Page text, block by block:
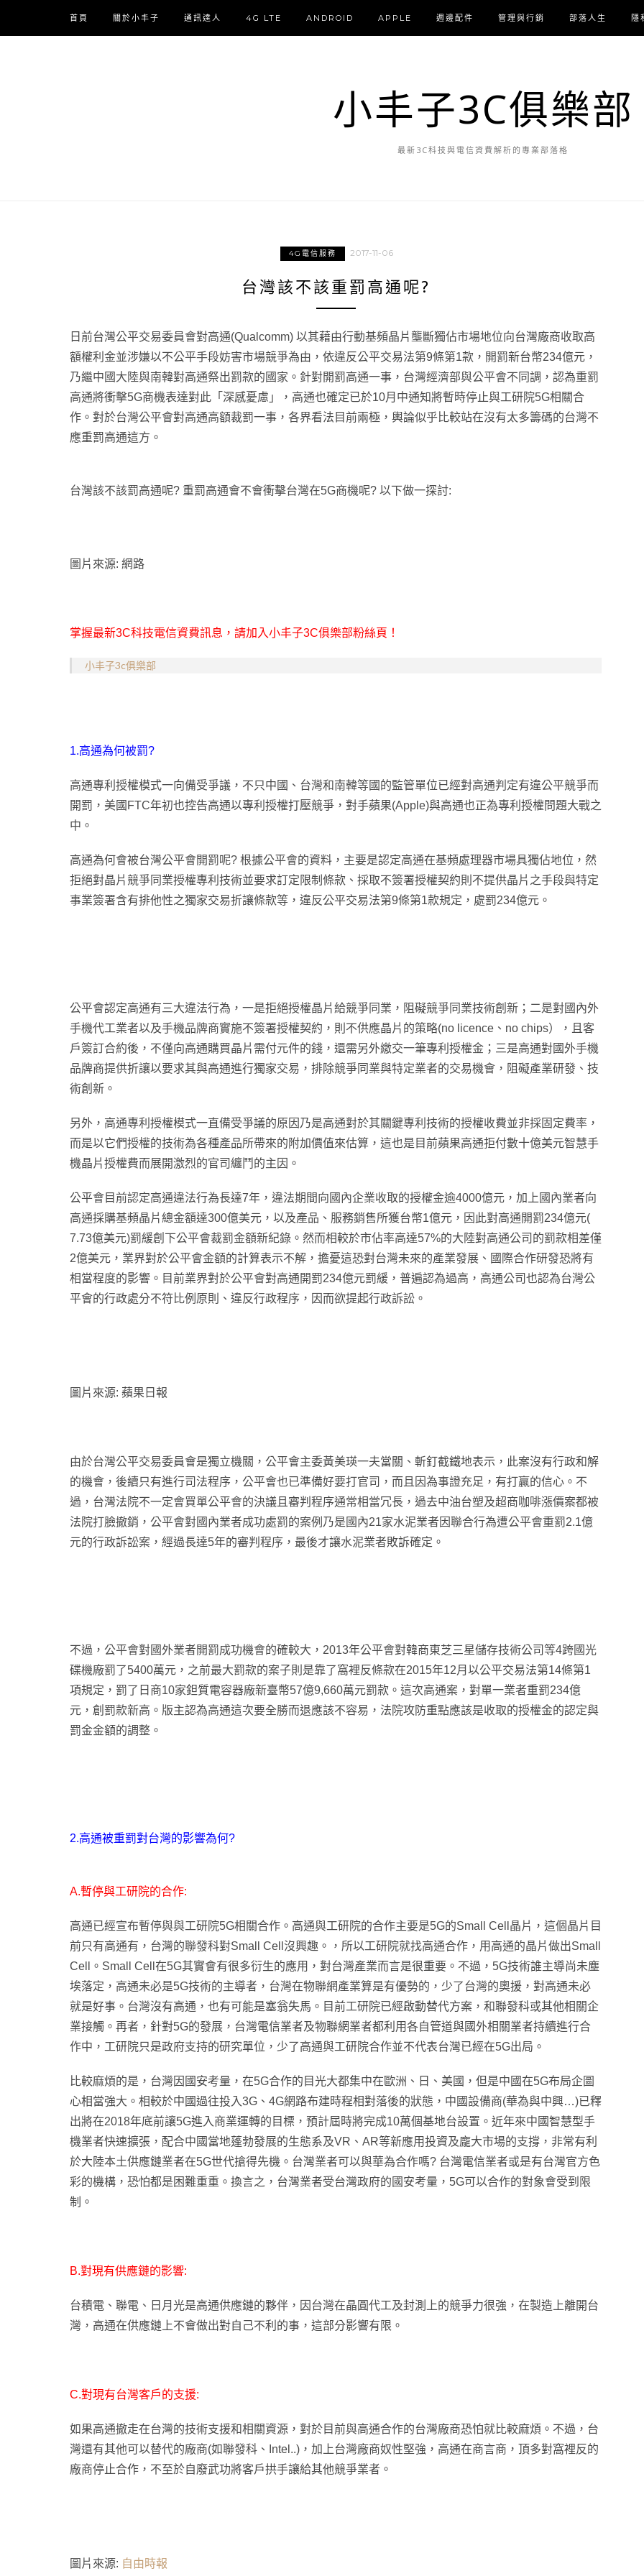
首頁 關於小丰子 通訊達人 4G LTE ANDROID APPLE 週邊配件 管理與行銷 部落人生 隱
小丰子3C俱樂部
最新3C科技與電信資費解析的專業部落格
4G電信服務 2017-11-06
台灣該不該重罰高通呢?
日前台灣公平交易委員會對高通(Qualcomm) 以其藉由行動基頻晶片壟斷獨佔市場地位向台灣廠商收取高
額權利金並涉嫌以不公平手段妨害市場競爭為由，依違反公平交易法第9條第1款，開罰新台幣234億元，
乃繼中國大陸與南韓對高通祭出罰款的國家。針對開罰高通一事，台灣經濟部與公平會不同調，認為重罰
高通將衝擊5G商機表達對此「深感憂慮」，高通也確定已於10月中通知將暫時停止與工研院5G相關合
作。對於台灣公平會對高通高額裁罰一事，各界看法目前兩極，輿論似乎比較站在沒有太多籌碼的台灣不
應重罰高通這方。
台灣該不該罰高通呢? 重罰高通會不會衝擊台灣在5G商機呢? 以下做一探討:
圖片來源: 網路
掌握最新3C科技電信資費訊息，請加入小丰子3C俱樂部粉絲頁！
小丰子3c俱樂部
1.高通為何被罰?
高通專利授權模式一向備受爭議，不只中國、台灣和南韓等國的監管單位已經對高通判定有違公平競爭而
開罰，美國FTC年初也控告高通以專利授權打壓競爭，對手蘋果(Apple)與高通也正為專利授權問題大戰之
中。
高通為何會被台灣公平會開罰呢? 根據公平會的資料，主要是認定高通在基頻處理器市場具獨佔地位，然
拒絕對晶片競爭同業授權專利技術並要求訂定限制條款、採取不簽署授權契約則不提供晶片之手段與特定
事業簽署含有排他性之獨家交易折讓條款等，違反公平交易法第9條第1款規定，處罰234億元。
公平會認定高通有三大違法行為，一是拒絕授權晶片給競爭同業，阻礙競爭同業技術創新；二是對國內外
手機代工業者以及手機品牌商實施不簽署授權契約，則不供應晶片的策略(no licence、no chips），且客
戶簽訂合約後，不僅向高通購買晶片需付元件的錢，還需另外繳交一筆專利授權金；三是高通對國外手機
品牌商提供折讓以要求其與高通進行獨家交易，排除競爭同業與特定業者的交易機會，阻礙產業研發、技
術創新。
另外，高通專利授權模式一直備受爭議的原因乃是高通對於其關鍵專利技術的授權收費並非採固定費率，
而是以它們授權的技術為各種產品所帶來的附加價值來估算，這也是目前蘋果高通拒付數十億美元智慧手
機晶片授權費而展開激烈的官司纏鬥的主因。
公平會目前認定高通違法行為長達7年，違法期間向國內企業收取的授權金逾4000億元，加上國內業者向
高通採購基頻晶片總金額達300億美元，以及產品、服務銷售所獲台幣1億元，因此對高通開罰234億元(
7.73億美元)罰緩創下公平會裁罰金額新紀錄。然而相較於市佔率高達57%的大陸對高通公司的罰款相差僅
2億美元，業界對於公平會金額的計算表示不解，擔憂這恐對台灣未來的產業發展、國際合作研發恐將有
相當程度的影響。目前業界對於公平會對高通開罰234億元罰緩，普遍認為過高，高通公司也認為台灣公
平會的行政處分不符比例原則、違反行政程序，因而欲提起行政訴訟。
圖片來源: 蘋果日報
由於台灣公平交易委員會是獨立機關，公平會主委黃美瑛一夫當關、斬釘截鐵地表示，此案沒有行政和解
的機會，後續只有進行司法程序，公平會也已準備好要打官司，而且因為事證充足，有打贏的信心。不
過，台灣法院不一定會買單公平會的決議且審判程序通常相當冗長，過去中油台塑及超商咖啡漲價案都被
法院打臉撤銷，公平會對國內業者成功處罰的案例乃是國內21家水泥業者因聯合行為遭公平會重罰2.1億
元的行政訴訟案，經過長達5年的審判程序，最後才讓水泥業者敗訴確定。
不過，公平會對國外業者開罰成功機會的確較大，2013年公平會對韓商東芝三星儲存技術公司等4跨國光
碟機廠罰了5400萬元，之前最大罰款的案子則是靠了窩裡反條款在2015年12月以公平交易法第14條第1
項規定，罰了日商10家鉭質電容器廠新臺幣57億9,660萬元罰款。這次高通案，對單一業者重罰234億
元，創罰款新高。版主認為高通這次要全勝而退應該不容易，法院攻防重點應該是收取的授權金的認定與
罰金金額的調整。
2.高通被重罰對台灣的影響為何?
A.暫停與工研院的合作:
高通已經宣布暫停與與工研院5G相關合作。高通與工研院的合作主要是5G的Small Cell晶片，這個晶片目
前只有高通有，台灣的聯發科對Small Cell沒興趣。，所以工研院就找高通合作，用高通的晶片做出Small
Cell。Small Cell在5G其實會有很多衍生的應用，對台灣產業而言是很重要。不過，5G技術誰主導尚未塵
埃落定，高通未必是5G技術的主導者，台灣在物聯網產業算是有優勢的，少了台灣的奧援，對高通未必
就是好事。台灣沒有高通，也有可能是塞翁失馬。目前工研院已經啟動替代方案，和聯發科或其他相關企
業接觸。再者，針對5G的發展，台灣電信業者及物聯網業者都利用各自管道與國外相關業者持續進行合
作中，工研院只是政府支持的研究單位，少了高通與工研院合作並不代表台灣已經在5G出局。
比較麻煩的是，台灣因國安考量，在5G合作的目光大都集中在歐洲、日、美國，但是中國在5G布局企圖
心相當強大。相較於中國過往投入3G、4G網路布建時程相對落後的狀態，中國設備商(華為與中興…)已釋
出將在2018年底前讓5G進入商業運轉的目標，預計屆時將完成10萬個基地台設置。近年來中國智慧型手
機業者快速擴張，配合中國當地蓬勃發展的生態系及VR、AR等新應用投資及龐大市場的支撐，非常有利
於大陸本土供應鏈業者在5G世代搶得先機。台灣業者可以與華為合作嗎? 台灣電信業者或是有台灣官方色
彩的機構，恐怕都是困難重重。換言之，台灣業者受台灣政府的國安考量，5G可以合作的對象會受到限
制。
B.對現有供應鏈的影響:
台積電、聯電、日月光是高通供應鏈的夥伴，因台灣在晶圓代工及封測上的競爭力很強，在製造上離開台
灣，高通在供應鏈上不會做出對自己不利的事，這部分影響有限。
C.對現有台灣客戶的支援:
如果高通撤走在台灣的技術支援和相關資源，對於目前與高通合作的台灣廠商恐怕就比較麻煩。不過，台
灣還有其他可以替代的廠商(如聯發科、Intel..)，加上台灣廠商奴性堅強，高通在商言商，頂多對窩裡反的
廠商停止合作，不至於自廢武功將客戶拱手讓給其他競爭業者。
圖片來源: 自由時報